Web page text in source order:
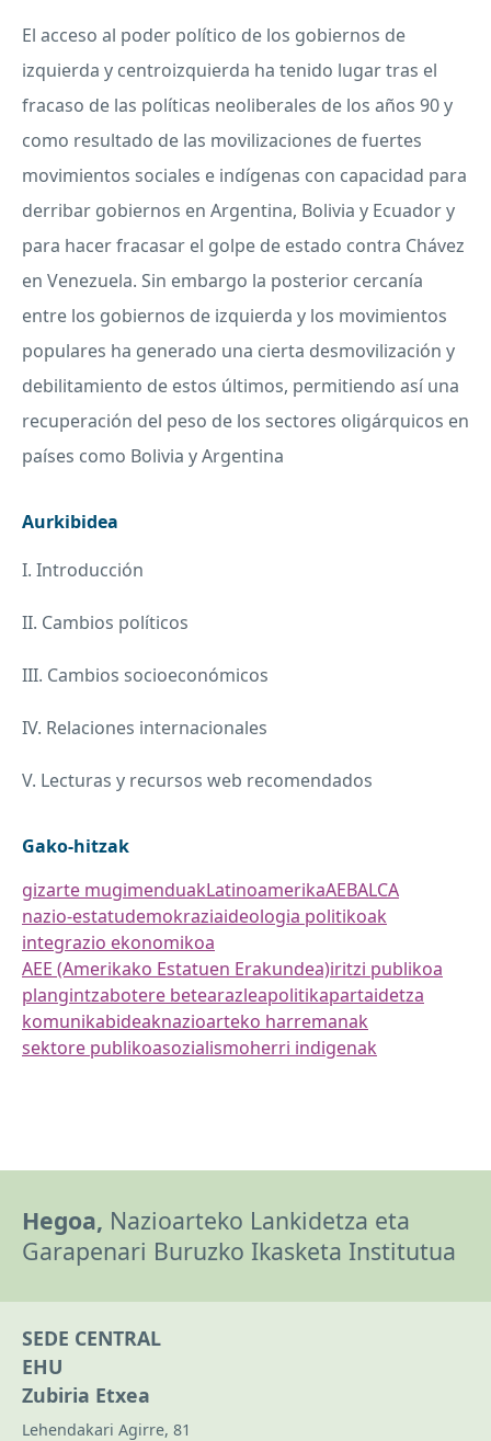
El acceso al poder político de los gobiernos de
izquierda y centroizquierda ha tenido lugar tras el
fracaso de las políticas neoliberales de los años 90 y
como resultado de las movilizaciones de fuertes
movimientos sociales e indígenas con capacidad para
derribar gobiernos en Argentina, Bolivia y Ecuador y
para hacer fracasar el golpe de estado contra Chávez
en Venezuela. Sin embargo la posterior cercanía
entre los gobiernos de izquierda y los movimientos
populares ha generado una cierta desmovilización y
debilitamiento de estos últimos, permitiendo así una
recuperación del peso de los sectores oligárquicos en
países como Bolivia y Argentina
Aurkibidea
I. Introducción
II. Cambios políticos
III. Cambios socioeconómicos
IV. Relaciones internacionales
V. Lecturas y recursos web recomendados
Gako-hitzak
gizarte mugimenduakLatinoamerikaAEBALCA
nazio-estatudemokraziaideologia politikoak
integrazio ekonomikoa
AEE (Amerikako Estatuen Erakundea)iritzi publikoa
plangintzabotere betearazleapolitikapartaidetza
komunikabideaknazioarteko harremanak
sektore publikoasozialismoherri indigenak
Hegoa, Nazioarteko Lankidetza eta
Garapenari Buruzko Ikasketa Institutua
SEDE CENTRAL
EHU
Zubiria Etxea
Lehendakari Agirre, 81